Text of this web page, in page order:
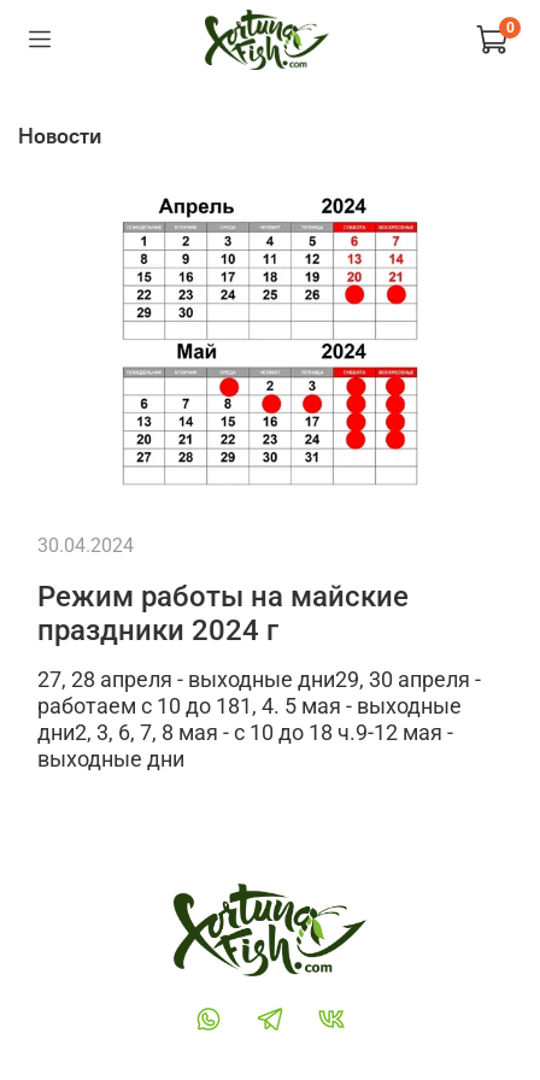
0
Новости
Режим работы на майские
праздники 2024 г
27, 28 апреля - выходные дни29, 30 апреля -
работаем с 10 до 181, 4. 5 мая - выходные
дни2, 3, 6, 7, 8 мая - с 10 до 18 ч.9-12 мая -
выходные дни
30.04.2024